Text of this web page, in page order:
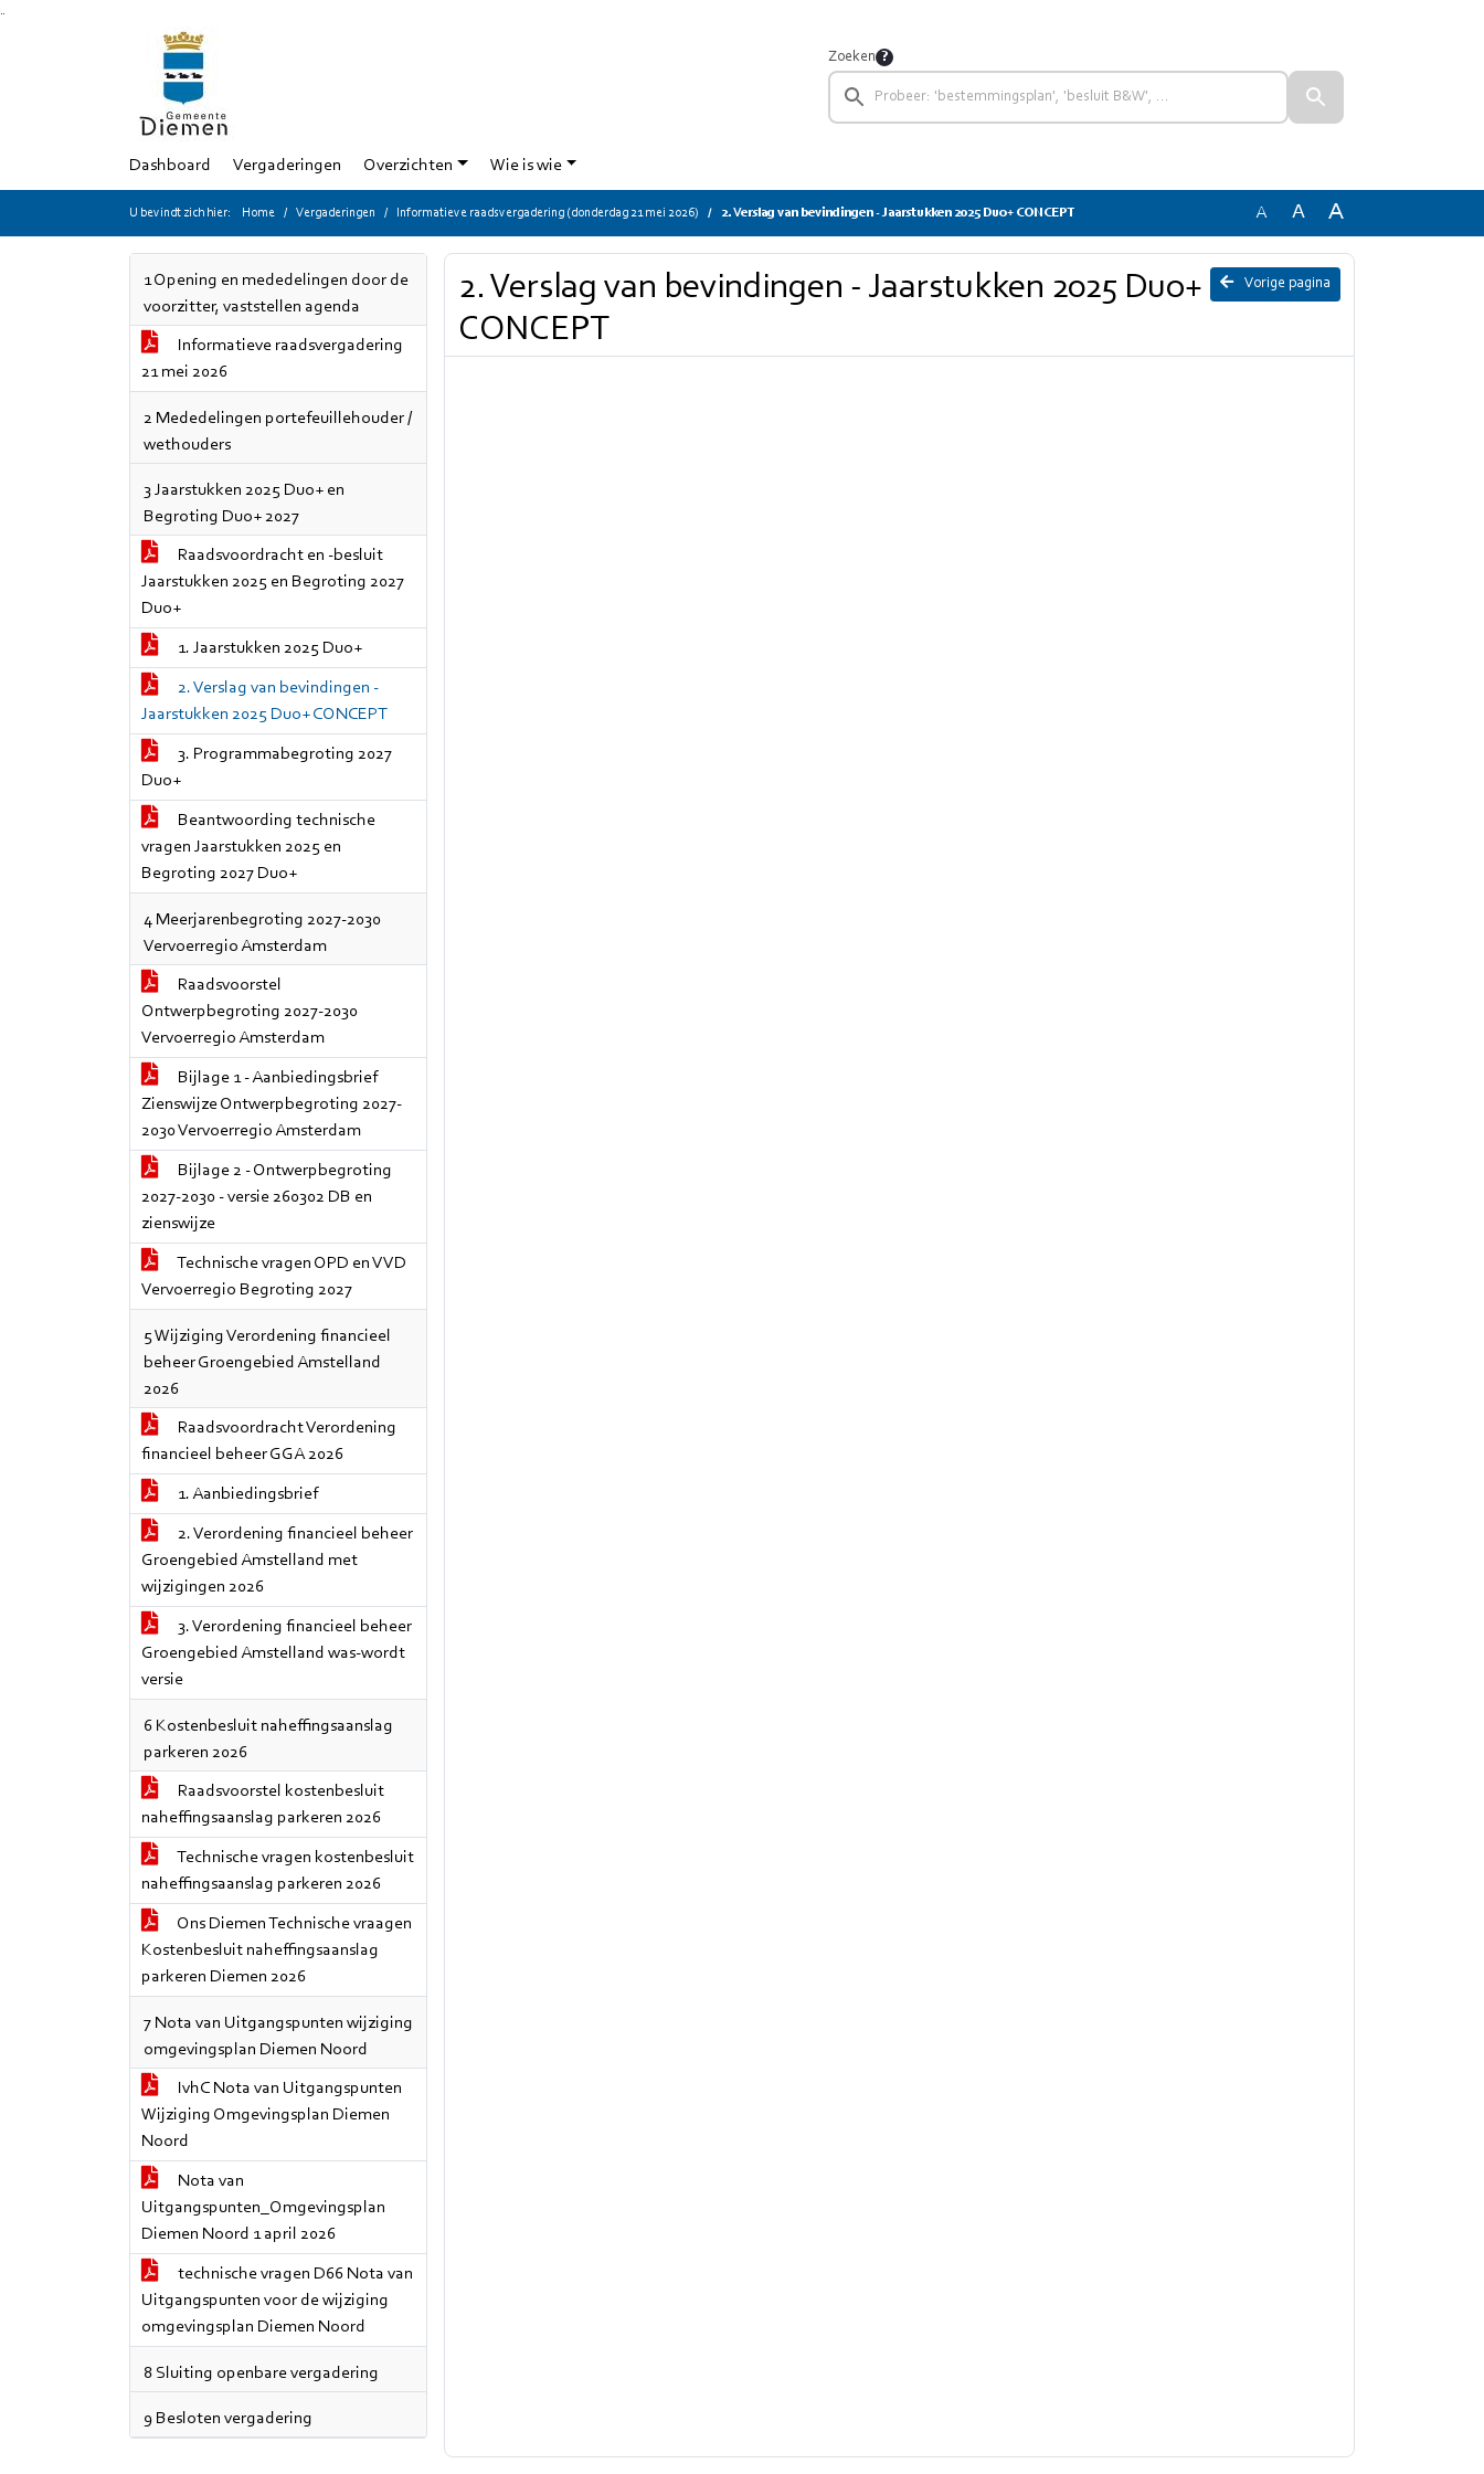
Zoeken
Dashboard Vergaderingen Overzichten Wie is wie
U bevindt zich hier: Home Vergaderingen Informatieve raadsvergadering (donderdag 21 mei 2026) 2. Verslag van bevindingen - Jaarstukken 2025 Duo+ CONCEPT A A A
1 Opening en mededelingen door de
voorzitter, vaststellen agenda
Informatieve raadsvergadering
21 mei 2026
2 Mededelingen portefeuillehouder /
wethouders
3 Jaarstukken 2025 Duo+ en
Begroting Duo+ 2027
Raadsvoordracht en -besluit
Jaarstukken 2025 en Begroting 2027
Duo+
1. Jaarstukken 2025 Duo+
2. Verslag van bevindingen -
Jaarstukken 2025 Duo+ CONCEPT
3. Programmabegroting 2027
Duo+
Beantwoording technische
vragen Jaarstukken 2025 en
Begroting 2027 Duo+
4 Meerjarenbegroting 2027-2030
Vervoerregio Amsterdam
Raadsvoorstel
Ontwerpbegroting 2027-2030
Vervoerregio Amsterdam
Bijlage 1 - Aanbiedingsbrief
Zienswijze Ontwerpbegroting 2027-
2030 Vervoerregio Amsterdam
Bijlage 2 - Ontwerpbegroting
2027-2030 - versie 260302 DB en
zienswijze
Technische vragen OPD en VVD
Vervoerregio Begroting 2027
5 Wijziging Verordening financieel
beheer Groengebied Amstelland
2026
Raadsvoordracht Verordening
financieel beheer GGA 2026
1. Aanbiedingsbrief
2. Verordening financieel beheer
Groengebied Amstelland met
wijzigingen 2026
3. Verordening financieel beheer
Groengebied Amstelland was-wordt
versie
6 Kostenbesluit naheffingsaanslag
parkeren 2026
Raadsvoorstel kostenbesluit
naheffingsaanslag parkeren 2026
Technische vragen kostenbesluit
naheffingsaanslag parkeren 2026
Ons Diemen Technische vraagen
Kostenbesluit naheffingsaanslag
parkeren Diemen 2026
7 Nota van Uitgangspunten wijziging
omgevingsplan Diemen Noord
IvhC Nota van Uitgangspunten
Wijziging Omgevingsplan Diemen
Noord
Nota van
Uitgangspunten_Omgevingsplan
Diemen Noord 1 april 2026
technische vragen D66 Nota van
Uitgangspunten voor de wijziging
omgevingsplan Diemen Noord
8 Sluiting openbare vergadering
9 Besloten vergadering
Vorige pagina
2. Verslag van bevindingen - Jaarstukken 2025 Duo+
CONCEPT